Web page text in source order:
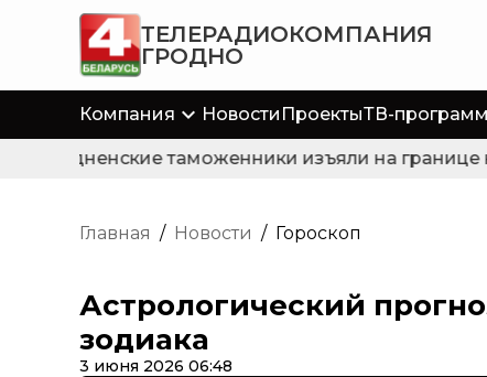
ТЕЛЕРАДИОКОМПАНИЯ
ГРОДНО
Компания Новости ПроектыТВ-
Гродненские таможенники изъяли на
Главная / Новости / Гороскоп
Астрологический
зодиака
3 июня 2026 06:48